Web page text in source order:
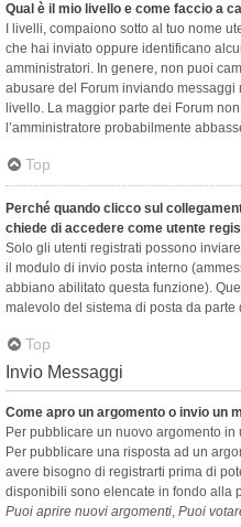
Qual è il mio livello e come faccio a
I livelli, compaiono sotto al tuo nome
che hai inviato oppure identificano
amministratori. In genere, non puoi
abusare del Forum inviando
livello. La maggior parte dei Forum
l’amministratore probabilmente
Top
Perché quando clicco sul
chiede di accedere come utente
Solo gli utenti registrati possono
il modulo di invio posta interno
abbiano abilitato questa funzione).
malevolo del sistema di posta da parte
Top
Invio Messaggi
Come apro un argomento o invio un
Per pubblicare un nuovo argomento in
Per pubblicare una risposta ad un
avere bisogno di registrarti prima di
disponibili sono elencate in fondo alla
Puoi aprire nuovi argomenti, Puoi